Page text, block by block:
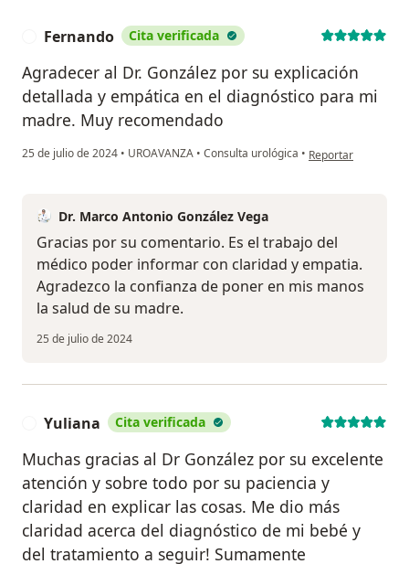
Fernando Cita verificada
Agradecer al Dr. González por su explicación
detallada y empática en el diagnóstico para mi
madre. Muy recomendado
25 de julio de 2024 • UROAVANZA • Consulta urológica • en opinión del
Reportar
Dr. Marco Antonio González Vega
Gracias por su comentario. Es el trabajo del
médico poder informar con claridad y empatia.
Agradezco la confianza de poner en mis manos
la salud de su madre.
25 de julio de 2024
Yuliana Cita verificada
Muchas gracias al Dr González por su excelente
atención y sobre todo por su paciencia y
claridad en explicar las cosas. Me dio más
claridad acerca del diagnóstico de mi bebé y
del tratamiento a seguir! Sumamente